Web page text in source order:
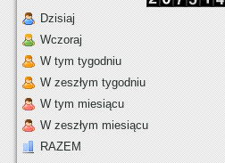
Dzisiaj
Wczoraj
W tym tygodniu
W zeszłym tygodniu
W tym miesiącu
W zeszłym miesiącu
RAZEM